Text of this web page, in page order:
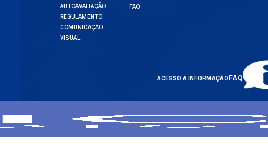
AUTOAVALIAÇÃO
REGULAMENTO
COMUNICAÇÃO
VISUAL
FAQ
ACESSO À INFORMAÇÃOFAQ